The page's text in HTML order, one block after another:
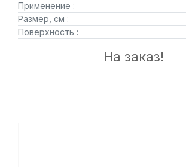
Применение :
Размер, см :
Поверхность :
На заказ!